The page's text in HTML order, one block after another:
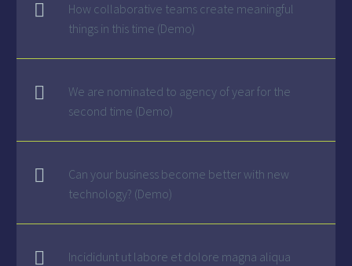
How collaborative teams create meaningful
things in this time (Demo)
We are nominated to agency of year for the
second time (Demo)
Can your business become better with new
technology? (Demo)
Incididunt ut labore et dolore magna aliqua